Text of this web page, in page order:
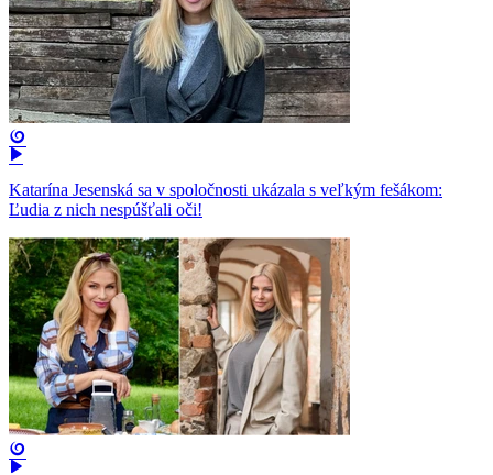
Katarína Jesenská sa v spoločnosti ukázala s veľkým fešákom:
Ľudia z nich nespúšťali oči!